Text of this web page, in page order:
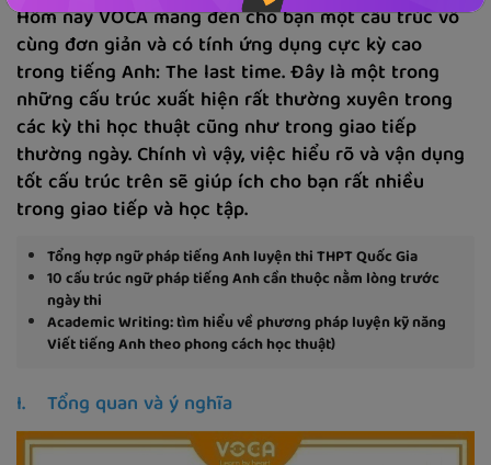
Hôm nay VOCA mang đến cho bạn một cấu trúc vô
cùng đơn giản và có tính ứng dụng cực kỳ cao
trong tiếng Anh: The last time. Đây là một trong
những cấu trúc xuất hiện rất thường xuyên trong
các kỳ thi học thuật cũng như trong giao tiếp
thường ngày. Chính vì vậy, việc hiểu rõ và vận dụng
tốt cấu trúc trên sẽ giúp ích cho bạn rất nhiều
trong giao tiếp và học tập.
Tổng hợp ngữ pháp tiếng Anh luyện thi THPT Quốc Gia
10 cấu trúc ngữ pháp tiếng Anh cần thuộc nằm lòng trước
ngày thi
Academic Writing: tìm hiểu về phương pháp luyện kỹ năng
Viết tiếng Anh theo phong cách học thuật)
I. Tổng quan và ý nghĩa